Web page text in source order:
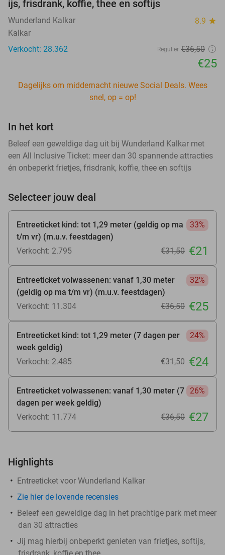
ijs, frisdrank, koffie, thee en softijs
Wunderland Kalkar 8.9 star
Kalkar
Verkocht: 28.362
Regulier €36,50
€25
Dagelijks om middernacht nieuwe Social Deals. Wees
snel, op = op!
In het kort
Beleef een geweldige dag uit bij Wunderland Kalkar met
een All Inclusive Ticket: meer dan 30 spannende attracties
én onbeperkt frietjes, frisdrank, koffie, thee en softijs
Selecteer jouw deal
Entreeticket kind: tot 1,29 meter (geldig op ma
t/m vr) (m.u.v. feestdagen)
33%
Verkocht: 2.795 €31,50 €21
Entreeticket volwassenen: vanaf 1,30 meter
(geldig op ma t/m vr) (m.u.v. feestdagen)
32%
Verkocht: 11.304 €36,50 €25
Entreeticket kind: tot 1,29 meter (7 dagen per
week geldig)
24%
Verkocht: 2.485 €31,50 €24
Entreeticket volwassenen: vanaf 1,30 meter (7
dagen per week geldig)
26%
Verkocht: 11.774 €36,50 €27
Highlights
Entreeticket voor Wunderland Kalkar
Zie hier de lovende recensies
Beleef een geweldige dag in het prachtige park met meer
dan 30 attracties
Jij mag hierbij onbeperkt genieten van frietjes, softijs,